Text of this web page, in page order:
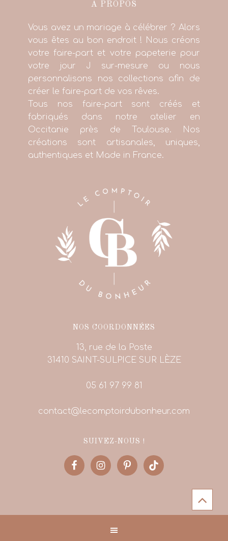
À PROPOS
Vous avez un mariage à célébrer ? Alors
vous êtes au bon endroit ! Nous créons
votre faire-part et votre papeterie pour
votre jour J sur-mesure ou nous
personnalisons nos collections afin de
créer le faire-part de vos rêves.
Tous nos faire-part sont créés et
fabriqués dans notre atelier en
Occitanie près de Toulouse. Nos
créations sont artisanales, uniques,
authentiques et Made in France.
NOS COORDONNÉES
13, rue de la Poste
31410 SAINT-SULPICE SUR LÈZE
05 61 97 99 81
contact@lecomptoirdubonheur.com
SUIVEZ-NOUS !